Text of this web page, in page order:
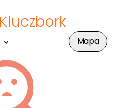
Kluczbork
Mapa